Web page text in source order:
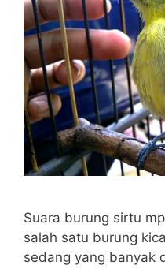
Suara burung sirtu
salah satu burung
sedang yang banyak